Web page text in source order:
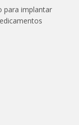
para implantar